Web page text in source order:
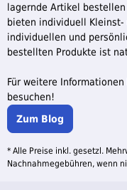
lagernde Artikel
bieten individuell Kleinst-
individuellen und
bestellten Produkte ist
Für weitere
besuchen!
Zum Blog
* Alle Preise inkl. gesetzl.
Nachnahmegebühren, wenn